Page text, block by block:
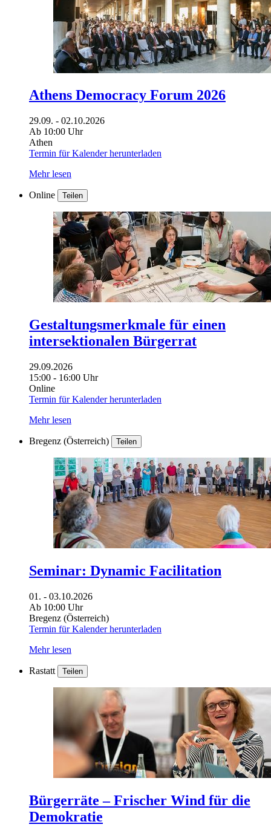
Athens Democracy Forum 2026
29.09. - 02.10.2026
Ab 10:00 Uhr
Athen
Termin für Kalender herunterladen
Mehr lesen
Online Teilen
Gestaltungsmerkmale für einen
intersektionalen Bürgerrat
29.09.2026
15:00 - 16:00 Uhr
Online
Termin für Kalender herunterladen
Mehr lesen
Bregenz (Österreich) Teilen
Seminar: Dynamic Facilitation
01. - 03.10.2026
Ab 10:00 Uhr
Bregenz (Österreich)
Termin für Kalender herunterladen
Mehr lesen
Rastatt Teilen
Bürgerräte – Frischer Wind für die
Demokratie